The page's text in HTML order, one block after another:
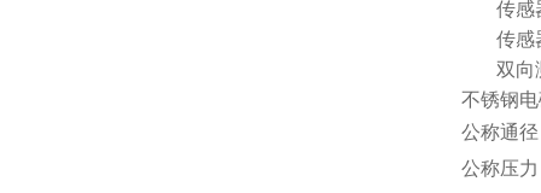
传感
传感
双向
不锈钢
公称通
公称压